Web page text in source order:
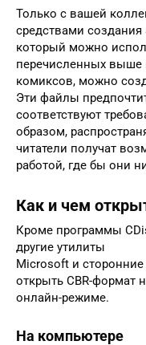
Только с вашей
средствами создания
который можно
перечисленных выше
комиксов, можно
Эти файлы
соответствуют
образом,
читатели получат
работой, где бы они
Как и чем
Кроме программы
другие утилиты
Microsoft и
открыть CBR-формат
онлайн-режиме.
На компьютере